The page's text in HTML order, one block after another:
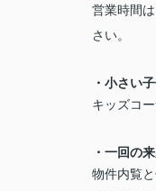
営業時間
さい。
・小さい
キッズコ
・一回の
物件内覧